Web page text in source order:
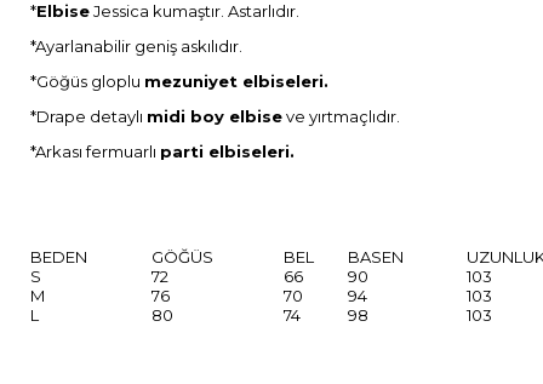
*ElbiseJessica kumaştır. Astarlıdır.
*Ayarlanabilir geniş askılıdır.
*Göğüs gloplu mezuniyet elbiseleri.
*Drape detaylı midi boy elbiseve yırtmaçlıdır.
*Arkası fermuarlı parti elbiseleri.
BEDEN GÖĞÜS BEL BASEN
S
72 66 90
103
M
76 70 94
103
L
80 74 98 103